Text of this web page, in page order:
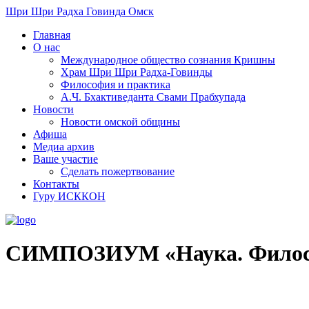
Шри Шри Радха Говинда Омск
Главная
О нас
Международное общество сознания Кришны
​Храм Шри Шри Радха-Говинды
Философия и практика
А.Ч. Бхактиведанта Свами Прабхупада
Новости
Новости омской общины
Афиша
Медиа архив
Ваше участие
Сделать пожертвование
Контакты
Гуру ИСККОН
СИМПОЗИУМ «Наука.